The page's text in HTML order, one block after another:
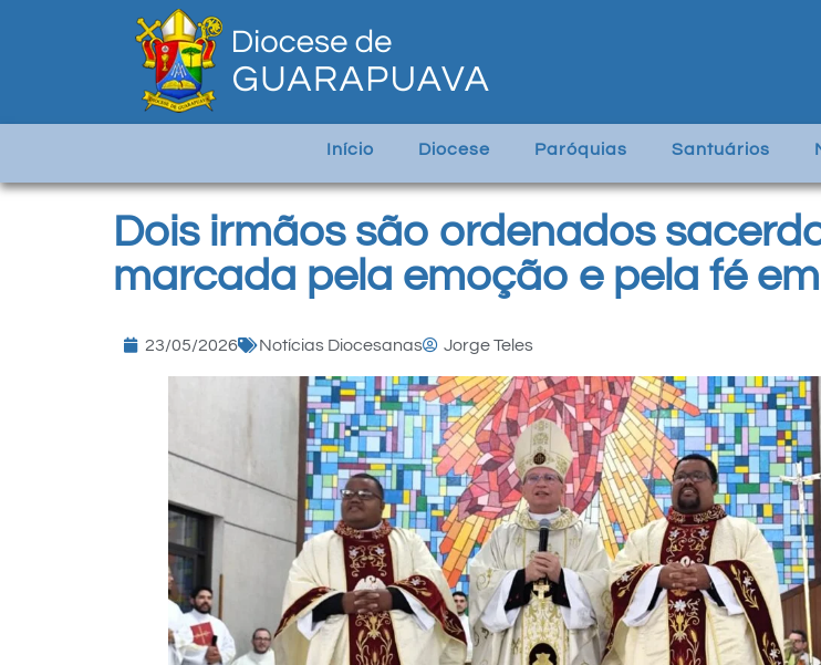
Início Diocese Paróquias Santuários
Dois irmãos são ordenados
marcada pela emoção e pela fé
23/05/2026 Notícias Diocesanas Jorge Teles